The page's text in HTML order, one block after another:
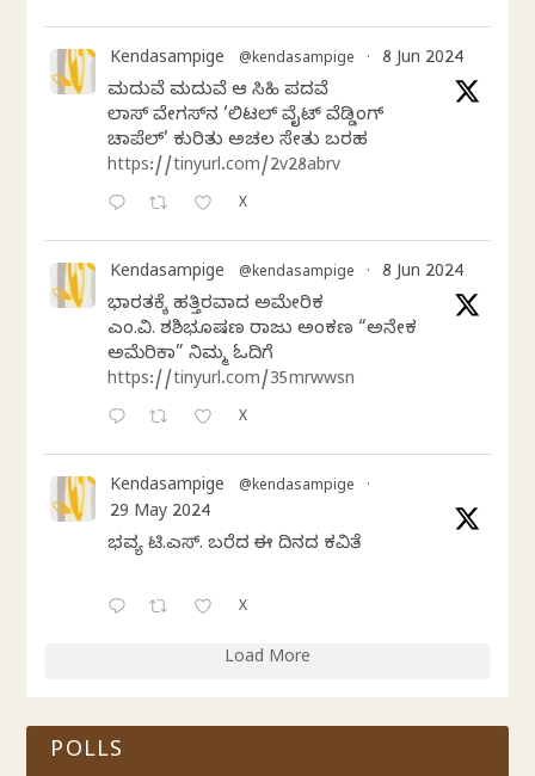
Kendasampige @kendasampige · 8 Jun 2024
ಮದುವೆ ಮದುವೆ ಆ ಸಿಹಿ ಪದವೆ
ಲಾಸ್‌ ವೇಗಸ್‌ನ ‘ಲಿಟಲ್ ವೈಟ್ ವೆಡ್ಡಿಂಗ್
ಚಾಪೆಲ್’ ಕುರಿತು ಅಚಲ ಸೇತು ಬರಹ
https://tinyurl.com/2v28abrv
X
Kendasampige @kendasampige · 8 Jun 2024
ಭಾರತಕ್ಕೆ ಹತ್ತಿರವಾದ ಅಮೇರಿಕ
ಎಂ.ವಿ. ಶಶಿಭೂಷಣ ರಾಜು ಅಂಕಣ “ಅನೇಕ
ಅಮೆರಿಕಾ” ನಿಮ್ಮ ಓದಿಗೆ
https://tinyurl.com/35mrwwsn
X
Kendasampige @kendasampige ·
29 May 2024
ಭವ್ಯ ಟಿ.ಎಸ್. ಬರೆದ ಈ ದಿನದ ಕವಿತೆ
X
Load More
POLLS